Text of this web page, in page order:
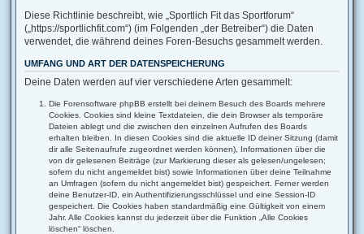
Diese Richtlinie beschreibt, wie „Sportlich Fit das Sportforum“
(„https://sportlichfit.com“) (im Folgenden „der Betreiber“) die Daten
verwendet, die während deines Foren-Besuchs gesammelt werden.
UMFANG UND ART DER DATENSPEICHERUNG
Deine Daten werden auf vier verschiedene Arten gesammelt:
Die Forensoftware phpBB erstellt bei deinem Besuch des Boards mehrere
Cookies. Cookies sind kleine Textdateien, die dein Browser als temporäre
Dateien ablegt und die zwischen den einzelnen Aufrufen des Boards
erhalten bleiben. In diesen Cookies sind die aktuelle ID deiner Sitzung (damit
dir alle Seitenaufrufe zugeordnet werden können), Informationen über die
von dir gelesenen Beiträge (zur Markierung dieser als gelesen/ungelesen;
sofern du nicht angemeldet bist) sowie Informationen über deine Teilnahme
an Umfragen (sofern du nicht angemeldet bist) gespeichert. Ferner werden
deine Benutzer-ID, ein Authentifizierungsschlüssel und eine Session-ID
gespeichert. Die Cookies haben standardmäßig eine Gültigkeit von einem
Jahr. Alle Cookies kannst du jederzeit über die Funktion „Alle Cookies
löschen“ löschen.